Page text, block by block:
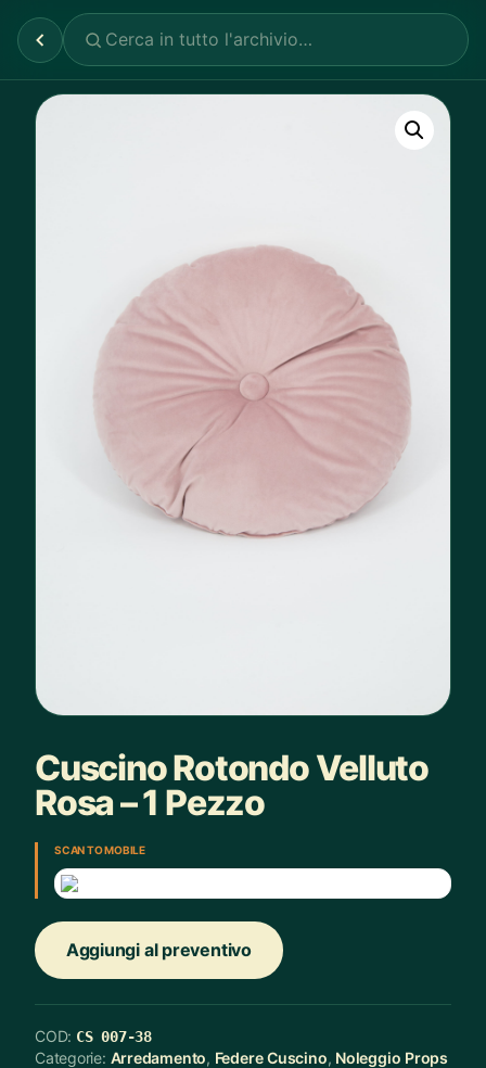
Cuscino Rotondo Velluto
Rosa – 1 Pezzo
SCAN TO MOBILE
Aggiungi al preventivo
COD: CS 007-38
Categorie: Arredamento, Federe Cuscino, Noleggio Props